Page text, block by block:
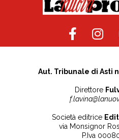
Aut. Tribunale di Asti
Direttore
Società editrice
via Monsignor
P.Iva